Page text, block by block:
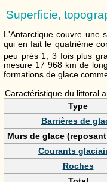
Superficie,
L'Antarctique couvre une
qui en fait le quatrième
peu près 1, 3 foisplus
mesure 17 968 km de
formations de glace
Caractéristique du littoral
Type
Barrières de
Murs de glace
Courants
Roches